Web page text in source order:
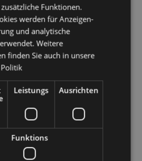
23cm Breite 7cm Tiefe 7cm
Funktionen.
werden für Anzeigen-
und analytische
Weitere
finden Sie auch in unsere
Leistungs Ausrichten
Funktions